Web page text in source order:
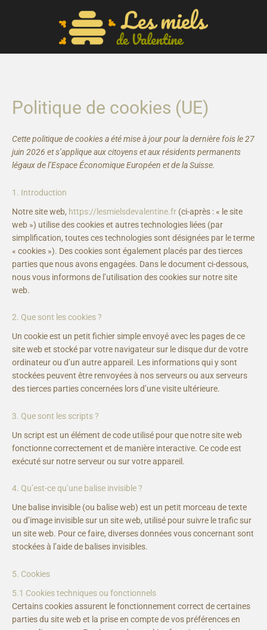
Politique de cookies (UE)
Cette politique de cookies a été mise à jour pour la dernière fois le 27
juin 2026 et s’applique aux citoyens et aux résidents permanents
légaux de l’Espace Économique Européen et de la Suisse.
1. Introduction
Notre site web, https://lesmielsdevalentine.fr (ci-après : « le site
web ») utilise des cookies et autres technologies liées (par
simplification, toutes ces technologies sont désignées par le terme
« cookies »). Des cookies sont également placés par des tierces
parties que nous avons engagées. Dans le document ci-dessous,
nous vous informons de l’utilisation des cookies sur notre site
web.
2. Que sont les cookies ?
Un cookie est un petit fichier simple envoyé avec les pages de ce
site web et stocké par votre navigateur sur le disque dur de votre
ordinateur ou d’un autre appareil. Les informations qui y sont
stockées peuvent être renvoyées à nos serveurs ou aux serveurs
des tierces parties concernées lors d’une visite ultérieure.
3. Que sont les scripts ?
Un script est un élément de code utilisé pour que notre site web
fonctionne correctement et de manière interactive. Ce code est
exécuté sur notre serveur ou sur votre appareil.
4. Qu’est-ce qu’une balise invisible ?
Une balise invisible (ou balise web) est un petit morceau de texte
ou d’image invisible sur un site web, utilisé pour suivre le trafic sur
un site web. Pour ce faire, diverses données vous concernant sont
stockées à l’aide de balises invisibles.
5. Cookies
5.1 Cookies techniques ou fonctionnels
Certains cookies assurent le fonctionnement correct de certaines
parties du site web et la prise en compte de vos préférences en
Consent
to
Consent
to
Consent
to
Consent
to
Consent
to
Consent
to
Consent
to
Consent
to